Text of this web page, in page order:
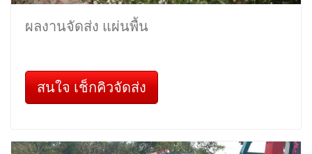
ผลงานจัดส่ง แผ่นพื้น
สนใจ เช็กคิวจัดส่ง